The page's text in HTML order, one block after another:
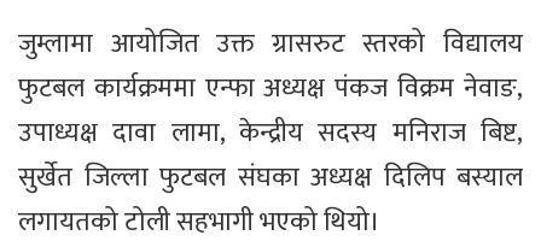
जुम्लामा आयोजित उक्त ग्रासरुट स्तरको विद्यालय
फुटबल कार्यक्रममा एन्फा अध्यक्ष पंकज विक्रम नेवाङ,
उपाध्यक्ष दावा लामा, केन्द्रीय सदस्य मनिराज बिष्ट,
सुर्खेत जिल्ला फुटबल संघका अध्यक्ष दिलिप बस्याल
लगायतको टोली सहभागी भएको थियो।